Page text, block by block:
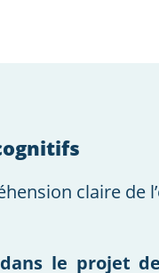
claire de
le projet